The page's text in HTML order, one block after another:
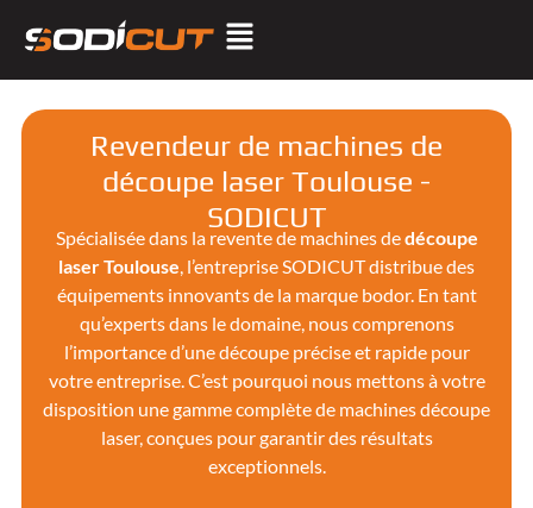
Revendeur de machines de
découpe laser Toulouse -
SODICUT
Spécialisée dans la revente de machines dedécoupe
laser Toulouse, l’entreprise SODICUT distribue des
équipements innovants de la marque bodor. En tant
qu’experts dans le domaine, nous comprenons
l’importance d’une découpe précise et rapide pour
votre entreprise. C’est pourquoi nous mettons à votre
disposition une gamme complète de machines découpe
laser, conçues pour garantir des résultats
exceptionnels.